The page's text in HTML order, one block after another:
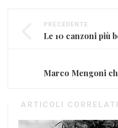
PRECEDENTE
ARTICOLI CORRELATI